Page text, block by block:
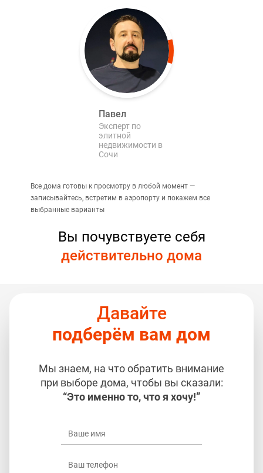
Павел
Эксперт по
элитной
недвижимости в
Сочи
Все дома готовы к просмотру в любой момент —
записывайтесь, встретим в аэропорту и покажем все
выбранные варианты
Вы почувствуете себя
действительно дома
Давайте
подберём вам дом
Мы знаем, на что обратить внимание
при выборе дома, чтобы вы сказали:
“Это именно то, что я хочу!”